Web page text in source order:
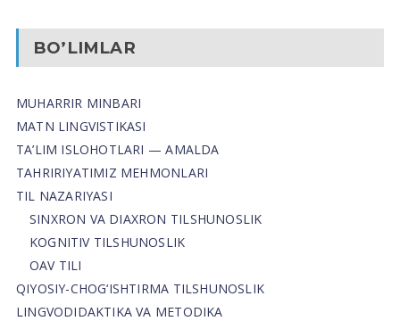
BO’LIMLAR
MUHARRIR MINBARI
MATN LINGVISTIKASI
TA’LIM ISLOHOTLARI — AMALDA
TAHRIRIYATIMIZ MEHMONLARI
TIL NAZARIYASI
SINXRON VA DIAXRON TILSHUNOSLIK
KOGNITIV TILSHUNOSLIK
OAV TILI
QIYOSIY-CHOG‘ISHTIRMA TILSHUNOSLIK
LINGVODIDAKTIKA VA METODIKA